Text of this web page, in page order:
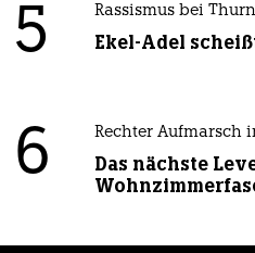
5 Rassismus bei
Ekel-Adel
6 Rechter Aufmarsch
Das nächste